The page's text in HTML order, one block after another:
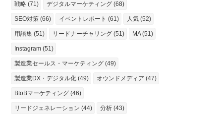
戦略 (71) デジタルマーケティング (68)
SEO対策 (66) イベントレポート (61) 人気 (52)
用語集 (51) リードナーチャリング (51) MA (51)
Instagram (51)
製造業セールス・マーケティング (49)
製造業DX・デジタル化 (49) オウンドメディア (47)
BtoBマーケティング (46)
リードジェネレーション (44) 分析 (43)